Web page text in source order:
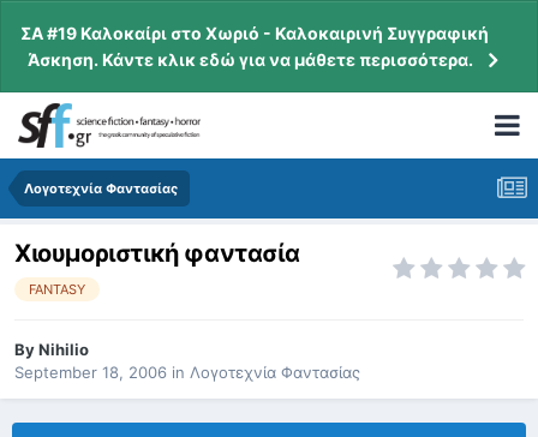
ΣΑ #19 Καλοκαίρι στο Χωριό - Καλοκαιρινή Συγγραφική
Άσκηση. Κάντε κλικ εδώ για να μάθετε περισσότερα.
Λογοτεχνία Φαντασίας
Χιουμοριστική φαντασία
FANTASY
ByNihilio
September 18, 2006 in Λογοτεχνία Φαντασίας